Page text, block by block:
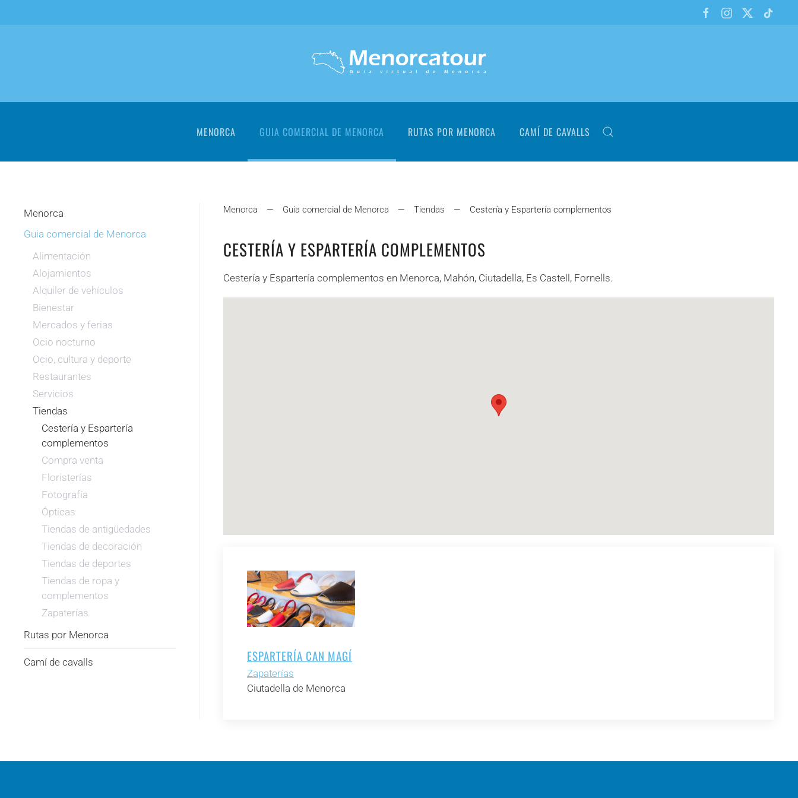
MENORCA GUIA COMERCIAL DE MENORCA RUTAS POR MENORCA CAMÍ DE CAVALLS
Menorca Guia comercial de Menorca Tiendas Cestería y Espartería complementos
CESTERÍA Y ESPARTERÍA COMPLEMENTOS
Cestería y Espartería complementos en Menorca, Mahón, Ciutadella, Es Castell, Fornells.
ESPARTERÍA CAN MAGÍ
Zapaterías
Ciutadella de Menorca
Menorca
Guia comercial de Menorca
Alimentación
Alojamientos
Alquiler de vehículos
Bienestar
Mercados y ferias
Ocio nocturno
Ocio, cultura y deporte
Restaurantes
Servicios
Tiendas
Cestería y Espartería
complementos
Compra venta
Floristerías
Fotografía
Ópticas
Tiendas de antigüedades
Tiendas de decoración
Tiendas de deportes
Tiendas de ropa y
complementos
Zapaterías
Rutas por Menorca
Camí de cavalls